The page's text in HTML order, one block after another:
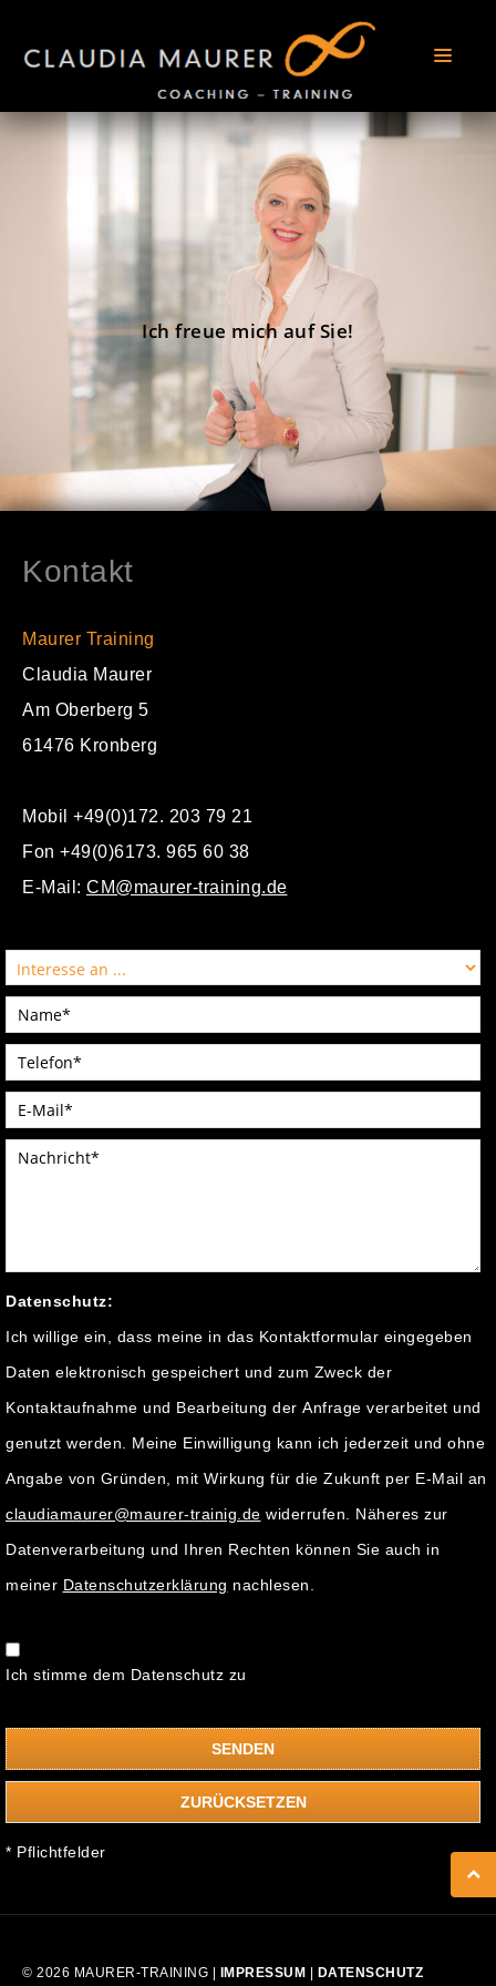
Ich freue mich auf Sie!
Kontakt
Maurer Training
Claudia Maurer
Am Oberberg 5
61476 Kronberg
Mobil +49(0)172. 203 79 21
Fon +49(0)6173. 965 60 38
E-Mail: CM@maurer-training.de
Datenschutz:
Ich willige ein, dass meine in das Kontaktformular eingegeben
Daten elektronisch gespeichert und zum Zweck der
Kontaktaufnahme und Bearbeitung der Anfrage verarbeitet und
genutzt werden. Meine Einwilligung kann ich jederzeit und ohne
Angabe von Gründen, mit Wirkung für die Zukunft per E-Mail an
claudiamaurer@maurer-trainig.de widerrufen. Näheres zur
Datenverarbeitung und Ihren Rechten können Sie auch in
meiner Datenschutzerklärung nachlesen.
Ich stimme dem Datenschutz zu
* Pflichtfelder
© 2026 MAURER-TRAINING | IMPRESSUM DATENSCHUTZ